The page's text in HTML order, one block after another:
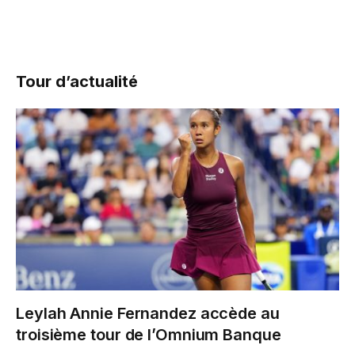
Tour d’actualité
Leylah Annie Fernandez accède au
troisième tour de l’Omnium Banque